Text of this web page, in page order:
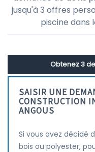
jusqu'à 3 offres
piscine dans
Obtenez 3
SAISIR UNE
CONSTRUCTION
ANGOUS
Si vous avez décidé
bois ou polyester,